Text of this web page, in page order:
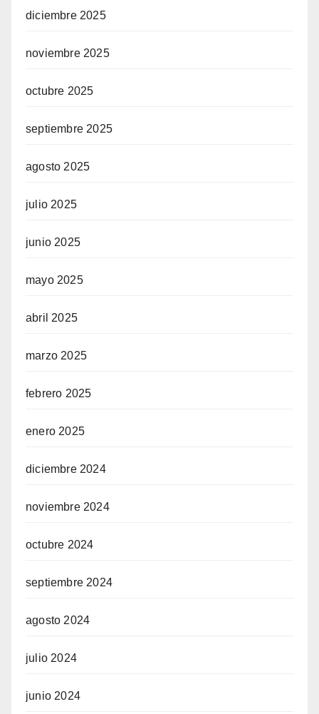
diciembre 2025
noviembre 2025
octubre 2025
septiembre 2025
agosto 2025
julio 2025
junio 2025
mayo 2025
abril 2025
marzo 2025
febrero 2025
enero 2025
diciembre 2024
noviembre 2024
octubre 2024
septiembre 2024
agosto 2024
julio 2024
junio 2024